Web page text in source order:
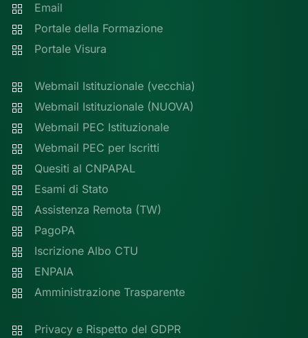
Email
Portale della Formazione
Portale Visura
Webmail Istituzionale (vecchia)
Webmail Istituzionale (NUOVA)
Webmail PEC Istituzionale
Webmail PEC per Iscritti
Quesiti al CNPAPAL
Esami di Stato
Assistenza Remota (TW)
PagoPA
Iscrizione Albo CTU
ENPAIA
Amministrazione Trasparente
Privacy e Rispetto del GDPR